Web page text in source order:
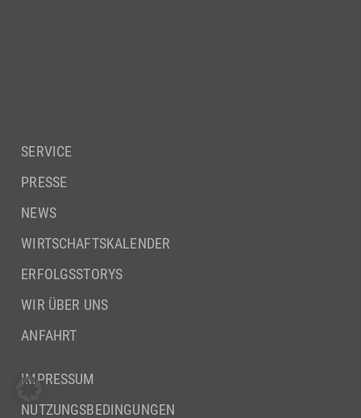
SERVICE
PRESSE
NEWS
WIRTSCHAFTSKALENDER
ERFOLGSSTORYS
WIR ÜBER UNS
ANFAHRT
IMPRESSUM
NUTZUNGSBEDINGUNGEN